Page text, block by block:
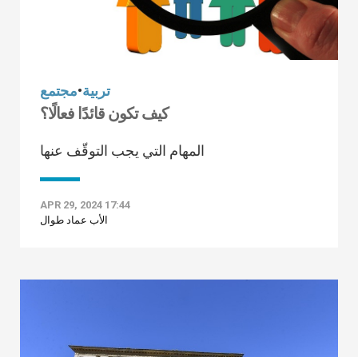
تربية•مجتمع
كيف تكون قائدًا فعالًا؟
المهام التي يجب التوقّف عنها
APR 29, 2024 17:44
الأب عماد طوال